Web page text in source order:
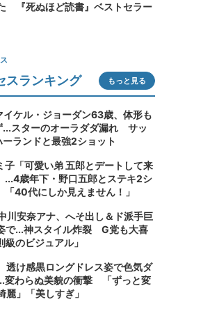
『死ぬほど読書』ベストセラー
スランキング もっと見る
イケル・ジョーダン63歳、体形も
...スターのオーラダダ漏れ サッ
ーランドと最強2ショット
子「可愛い弟 五郎とデートして来
...4歳年下・野口五郎とステキ2シ
40代にしか見えません！」
川安奈アナ、へそ出し＆ド派手巨
で...神スタイル炸裂 G党も大喜
級のビジュアル」
透け感黒ロングドレス姿で色気ダ
変わらぬ美貌の衝撃 「ずっと変
麗」「美しすぎ」